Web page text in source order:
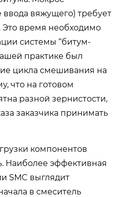
вяжущего) требует
время необходимо
системы “битум-
практике был
цикла смешивания на
что на готовом
разной зернистости,
заказчика принимать
компонентов
Наиболее эффективная
SMC выглядит
в смеситель